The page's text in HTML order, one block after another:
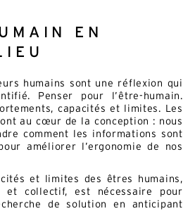
EN
humains sont une réflexion qui
Penser pour l’être-humain.
capacités et limites. Les
au cœur de la conception : nous
comment les informations sont
améliorer l’ergonomie de nos
et limites des êtres humains,
et collectif, est nécessaire pour
de solution en anticipant
formulaire, j'accepte la
.